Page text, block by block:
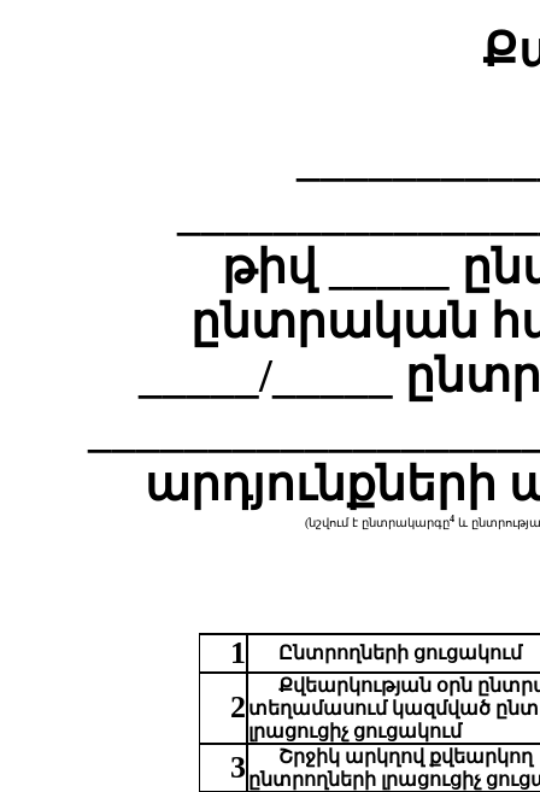
թիվ _____
ընտրական
_____/_____
արդյունքների
(նշվում է ընտրակարգը4 և
1 Ընտրողների ցուցակում
2
Քվեարկության օրն
տեղամասում կազմված
լրացուցիչ ցուցակում
3
Շրջիկ արկղով քվեարկող
ընտրողների լրացուցիչ